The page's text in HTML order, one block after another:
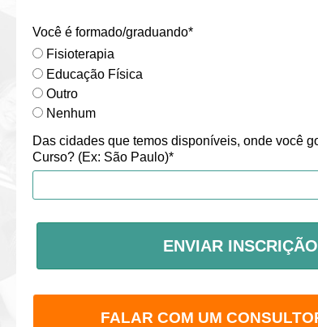
Você é formado/graduando*
Fisioterapia
Educação Física
Outro
Nenhum
Das cidades que temos disponíveis, onde você
Curso? (Ex: São Paulo)*
ENVIAR
FALAR COM UM